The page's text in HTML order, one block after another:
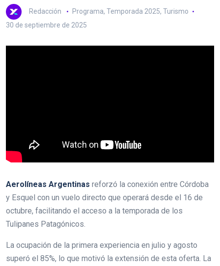
Redacción Programa, Temporada 2025, Turismo
30 de septiembre de 2025
Aerolíneas Argentinas reforzó la conexión entre Córdoba
y Esquel con un vuelo directo que operará desde el 16 de
octubre, facilitando el acceso a la temporada de los
Tulipanes Patagónicos.
La ocupación de la primera experiencia en julio y agosto
superó el 85%, lo que motivó la extensión de esta oferta. La